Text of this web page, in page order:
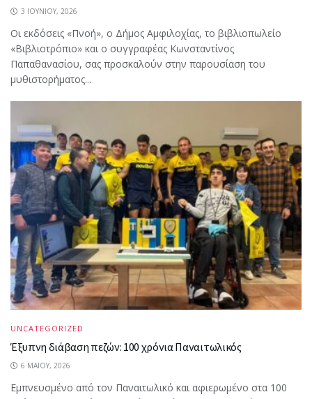
3 ΙΟΥΝΊΟΥ, 2026
Oι εκδόσεις «Πνοή», ο Δήμος Αμφιλοχίας, το βιβλιοπωλείο
«Βιβλιοτρόπιο» και ο συγγραφέας Κωνσταντίνος
Παπαθανασίου, σας προσκαλούν στην παρουσίαση του
μυθιστορήματος...
UNCATEGORIZED
Έξυπνη διάβαση πεζών: 100 χρόνια Παναιτωλικός
6 ΜΑΪ́ΟΥ, 2026
Εμπνευσμένο από τον Παναιτωλικό και αφιερωμένο στα 100